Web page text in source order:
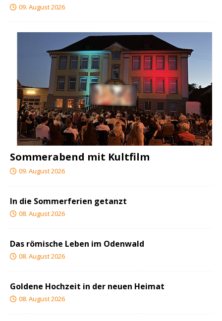
09. August 2026
Sommerabend mit Kultfilm
09. August 2026
In die Sommerferien getanzt
08. August 2026
Das römische Leben im Odenwald
08. August 2026
Goldene Hochzeit in der neuen Heimat
08. August 2026